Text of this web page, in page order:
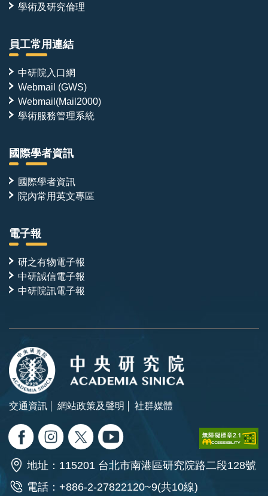
學術及研究倫理
員工常用連結
中研院入口網
Webmail (GWS)
Webmail(Mail2000)
學術服務管理系統
國際學者資訊
國際學者資訊
院內常用英文專區
電子報
研之有物電子報
中研誠信電子報
中研院訊電子報
交通資訊 網站政策及聲明 社群媒體
地址：115201 台北市南港區研究院路二段128號
電話：+886-2-27822120~9(共10線)